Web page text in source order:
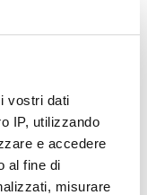
vostri dati
IP, utilizzando
e accedere
al fine di
misurare